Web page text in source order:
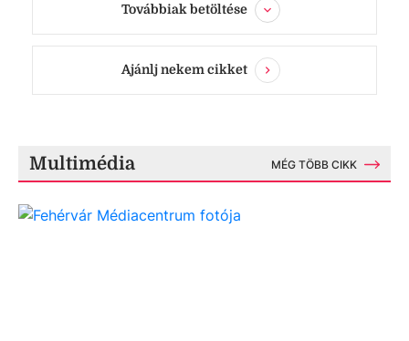
Továbbiak betöltése
Ajánlj nekem cikket
Multimédia MÉG TÖBB CIKK